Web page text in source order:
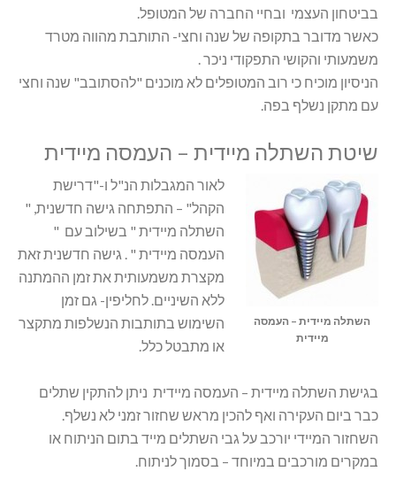
בביטחון העצמי ובחיי החברה של המטופל.
כאשר מדובר בתקופה של שנה וחצי- התותבת מהווה מטרד
משמעותי והקושי התפקודי ניכר .
הניסיון מוכיח כי רוב המטופלים לא מוכנים "להסתובב" שנה וחצי
עם מתקן נשלף בפה.
שיטת השתלה מיידית – העמסה מיידית
השתלה מיידית – העמסה
מיידית
לאור המגבלות הנ"ל ו-"דרישת
הקהל" – התפתחה גישה חדשנית, "
השתלה מיידית " בשילוב עם "
העמסה מיידית " . גישה חדשנית זאת
מקצרת משמעותית את זמן ההמתנה
ללא השיניים. לחליפין- גם זמן
השימוש בתותבות הנשלפות מתקצר
או מתבטל כלל.
בגישת השתלה מיידית – העמסה מיידית ניתן להתקין שתלים
כבר ביום העקירה ואף להכין מראש שחזור זמני לא נשלף.
השחזור המיידי יורכב על גבי השתלים מייד בתום הניתוח או
במקרים מורכבים במיוחד – בסמוך לניתוח.